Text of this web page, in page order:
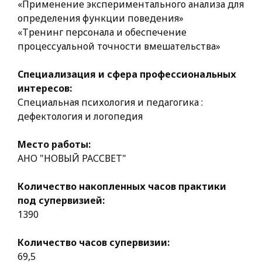
«Применение экспериментального анализа для
определения функции поведения»
«Тренинг персонала и обеспечение
процессуальной точности вмешательства»
Специализация и сфера профессиональных
интересов:
Специальная психология и педагогика :
дефектология и логопедия
Место работы:
АНО "НОВЫЙ РАССВЕТ"
Количество накопленных часов практики
под супервизией:
1390
Количество часов супервизии:
69,5